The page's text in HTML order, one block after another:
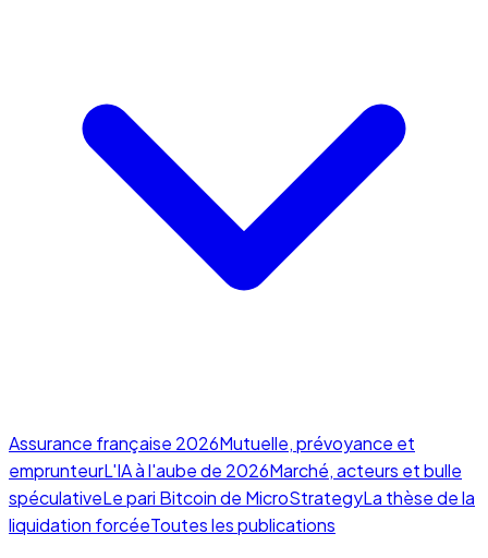
Assurance française 2026Mutuelle, prévoyance et
emprunteurL'IA à l'aube de 2026Marché, acteurs et bulle
spéculativeLe pari Bitcoin de MicroStrategyLa thèse de la
liquidation forcéeToutes les publications